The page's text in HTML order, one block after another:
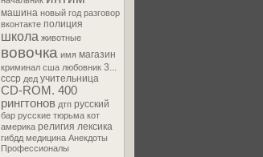
машина новый год разговор
вконтакте полиция
школа животные
вовочка имя магазин
криминал сша любовник 3...
ссср дед учительница
CD-ROM. 400
рингтонов дтп русский
бар русские тюрьма кот
америка религия лексика
гибдд медицина Анекдоты
Профессионалы